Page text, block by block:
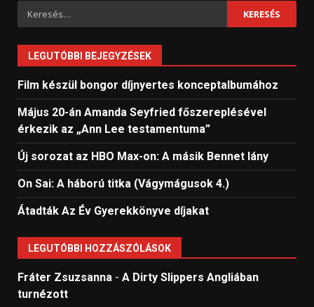
Keresés:
LEGUTÓBBI BEJEGYZÉSEK
Film készül bongor díjnyertes konceptalbumához
Május 20-án Amanda Seyfried főszereplésével
érkezik az „Ann Lee testamentuma”
Új sorozat az HBO Max-on: A másik Bennet lány
On Sai: A ​háború titka (Vágymágusok 4.)
Átadták Az Év Gyerekkönyve díjakat
LEGUTÓBBI HOZZÁSZÓLÁSOK
Fráter Zsuzsanna - A Dirty Slippers Angliában
turnézott